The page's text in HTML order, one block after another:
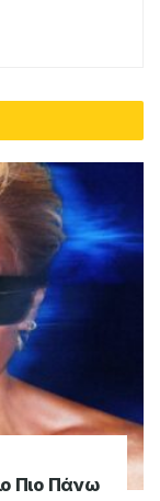
Πιο Πάνω